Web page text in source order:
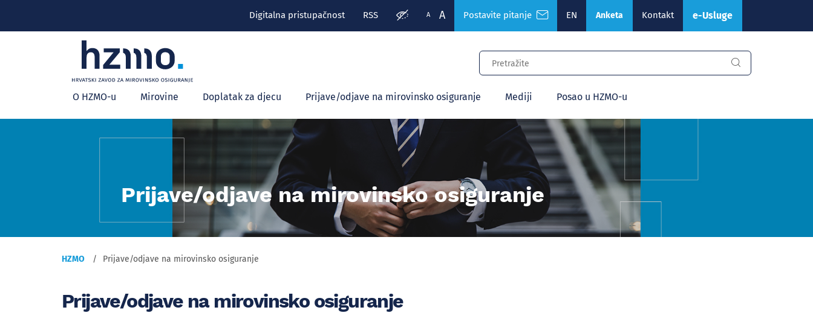
Digitalna pristupačnost RSS A A Postavite pitanje EN Anketa Kontakt e-Usluge
Glavni
izbornik
O HZMO-u Mirovine Doplatak za djecu Prijave/odjave na mirovinsko osiguranje Mediji Posao u HZMO-u
Prijave/odjave na mirovinsko osiguranje
HZMO Prijave/odjave na mirovinsko osiguranje
Prijave/odjave na mirovinsko osiguranje